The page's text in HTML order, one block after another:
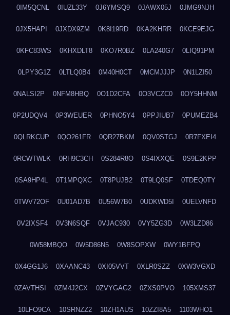
0IM5QCNL 0IUZL33Y 0J6YMSQ9 0JAWX05J 0JMG9NJH
0JX5HAPI 0JXDX9ZM 0K8I19RD 0KA2KHRR 0KCE9EJG
0KFC83WS 0KHXDLT8 0KO7R0BZ 0LA240G7 0LIQ91PM
0LPY3G1Z 0LTLQ0B4 0M40H0CT 0MCMJJJP 0N1LZI50
0NALSI2P 0NFM8HBQ 0O1D2CFA 0O3VCZC0 0OY5HHNM
0P2UDQV4 0P3WEUER 0PHNO5Y4 0PPJIUB7 0PUMEZB4
0QLRKCUP 0QO261FR 0QR27BKM 0QV0STGJ 0R7FXEI4
0RCWTWLK 0RH9C3CH 0S284R8O 0S4IXXQE 0S9E2KPP
0SA9HP4L 0T1MPQXC 0T8PUJB2 0T9LQ0SF 0TDEQ0TY
0TWV72OF 0U01AD7B 0U56W7B0 0UDKWD5I 0UELVNFD
0V2IXSF4 0V3N6SQF 0VJAC930 0VY5ZG3D 0W3LZD86
0W58MBQO 0W5D86N5 0W8SOPXW 0WY1BFPQ
0X4GG1J6 0XAANC43 0XI05VVT 0XLR0SZZ 0XW3VGXD
0ZAVTHSI 0ZM4J2CX 0ZVYGAG2 0ZXS0PVO 105XMS37
10LFO9CA 10SRNZZ2 10ZH1AUS 10ZZI8A5 1103WHO1